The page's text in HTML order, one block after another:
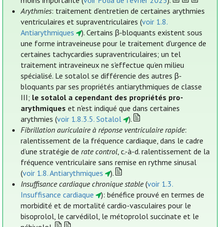
Arythmies: traitement d’entretien de certaines arythmies
ventriculaires et supraventriculaires (voir 1.8.
Antiarythmiques
). Certains β-bloquants existent sous
une forme intraveineuse pour le traitement d'urgence de
certaines tachycardies supraventriculaires; un tel
traitement intraveineux ne s'effectue qu’en milieu
spécialisé. Le sotalol se différencie des autres β-
bloquants par ses propriétés antiarythmiques de classe
III; le sotalol a cependant des propriétés pro-
arythmiques et n'est indiqué que dans certaines
arythmies (voir 1.8.3.5. Sotalol
).
Fibrillation auriculaire à réponse ventriculaire rapide:
ralentissement de la fréquence cardiaque, dans le cadre
d’une stratégie derate control, c.-à-d. ralentissement de la
fréquence ventriculaire sans remise en rythme sinusal
(voir 1.8. Antiarythmiques
).
Insuffisance cardiaque chronique stable(voir 1.3.
Insuffisance cardiaque
): bénéfice prouvé en termes de
morbidité et de mortalité cardio-vasculaires pour le
bisoprolol, le carvédilol, le métoprolol succinate et le